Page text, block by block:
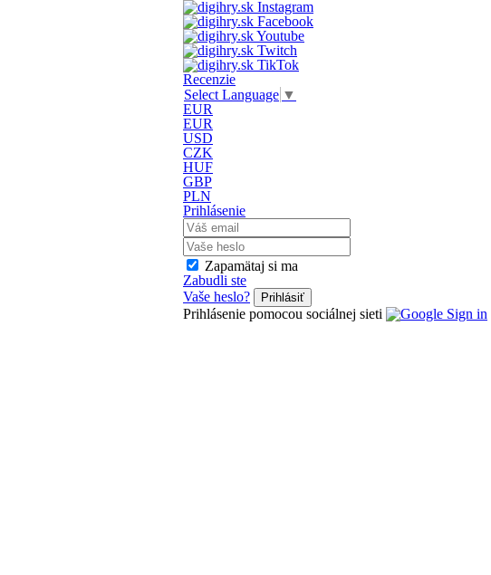
Recenzie
Select Language ▼
EUR
EUR
USD
CZK
HUF
GBP
PLN
Prihlásenie
Zapamätaj si ma
Zabudli ste
Vaše heslo?
Prihlásiť
Prihlásenie pomocou sociálnej sieti